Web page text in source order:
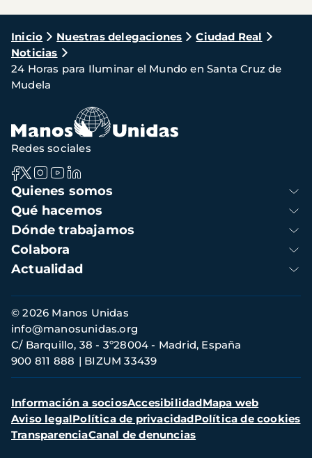
Ruta
de
navegación
Inicio Nuestras delegaciones
Ciudad Real
Noticias
24 Horas para Iluminar el Mundo en Santa Cruz de
Mudela
Navegación
principal
Quienes somos
Qué hacemos
Dónde trabajamos
Colabora
Actualidad
Redes sociales
Información
de
contacto
© 2026 Manos Unidas
C/ Barquillo, 38 - 3º28004 - Madrid, España
900 811 888
BIZUM 33439
info@manosunidas.org
Menú
secundario
Información a sociosAccesibilidadMapa web
Aviso legalPolítica de privacidadPolítica de cookies
TransparenciaCanal de denuncias